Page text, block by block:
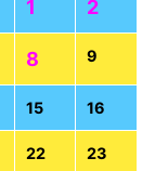
1 2
8 9
15 16
22 23